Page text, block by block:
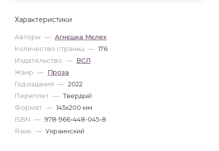
Характеристики
Авторы — Агнєшка Мєлех
Количество страниц — 176
Издательство — ВСЛ
Жанр — Проза
Год издания — 2022
Переплет — Твердый
Формат — 145x200 мм
ISBN — 978-966-448-045-8
Язык — Украинский